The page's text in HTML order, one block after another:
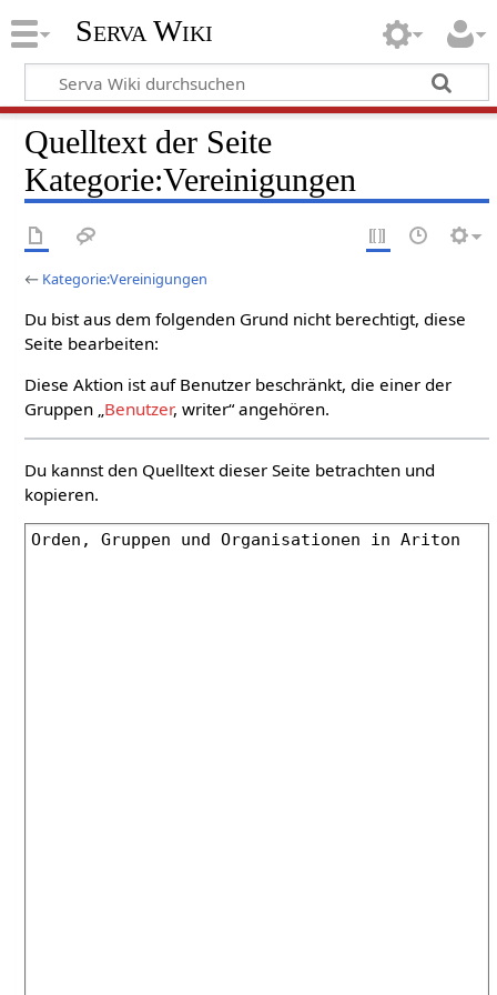
Serva Wiki
Quelltext der Seite
Kategorie:Vereinigungen
← Kategorie:Vereinigungen
Du bist aus dem folgenden Grund nicht berechtigt, diese
Seite bearbeiten:
Diese Aktion ist auf Benutzer beschränkt, die einer der
Gruppen „Benutzer, writer“ angehören.
Du kannst den Quelltext dieser Seite betrachten und
kopieren.